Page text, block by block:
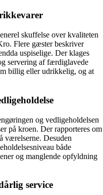
skuffelse over kvaliteten
Flere gæster beskriver
uspiselige. Der klages
servering af færdiglavede
billig eller udrikkelig, og at
og vedligeholdelsen
på kroen. Der rapporteres om
værelserne. Desuden
både
og manglende opfyldning
service